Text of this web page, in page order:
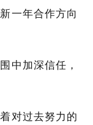
一年合作方向
中加深信任，
对过去努力的